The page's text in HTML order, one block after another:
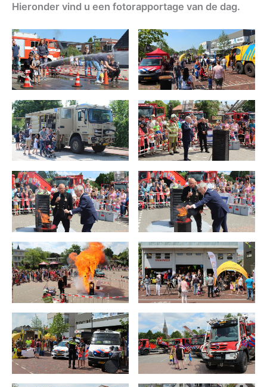
Hieronder vind u een fotorapportage van de dag.